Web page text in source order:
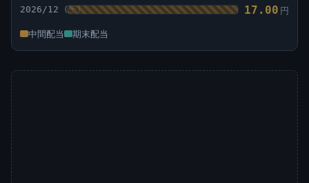
2026/12 17.00 円
中間配当 期末配当